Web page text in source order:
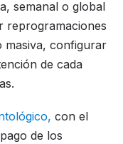
semanal o global
reprogramaciones
masiva, configurar
de cada
con el
de los